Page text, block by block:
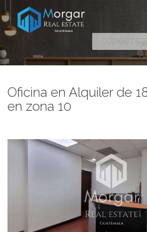
Oficina en Alquiler de
en zona 10